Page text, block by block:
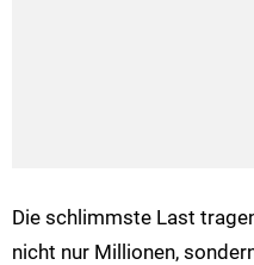
Die schlimmste Last
nicht nur Millionen,